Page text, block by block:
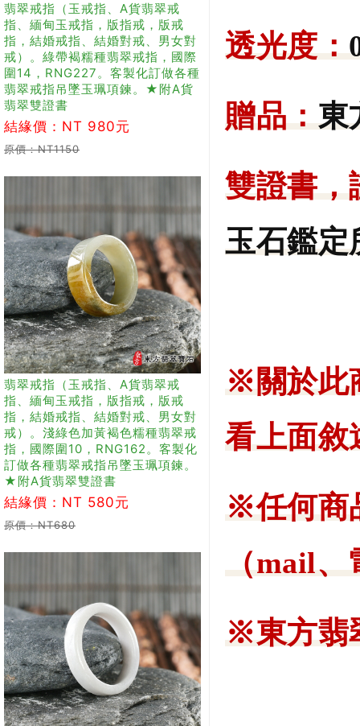
翡翠戒指（玉戒指、A貨翡翠戒
指、緬甸玉戒指，版指戒，版戒
指，結婚戒指、結婚對戒、男女對
戒）。綠帶褐糯種翡翠戒指，國際
圍14，RNG227。客製化訂做各種
翡翠戒指吊墜玉珮項鍊。★附A貨
翡翠雙證書
結緣價：NT 980元
原價：NT1150
翡翠戒指（玉戒指、A貨翡翠戒
指、緬甸玉戒指，版指戒，版戒
指，結婚戒指、結婚對戒、男女對
戒）。淺綠色加黃褐色糯種翡翠戒
指，國際圍10，RNG162。客製化
訂做各種翡翠戒指吊墜玉珮項鍊。
★附A貨翡翠雙證書
結緣價：NT 580元
原價：NT680
透光度：
贈品： 東
雙證書，
玉石鑑
※關於此
看上面敘
※任何商
（mail
※東方翡